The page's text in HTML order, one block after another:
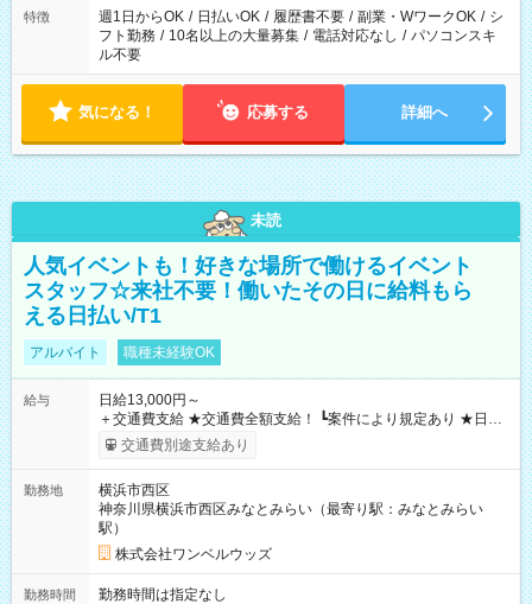
ください！
特徴 週1日からOK / 日払いOK / 履歴書不要 / 副業・WワークOK / シ
フト勤務 / 10名以上の大量募集 / 電話対応なし / パソコンスキ
ル不要
気になる！ 応募する 詳細へ
未読
人気イベントも！好きな場所で働けるイベント
スタッフ☆来社不要！働いたその日に給料もら
える日払い/T1
アルバイト 職種未経験OK
給与
日給13,000円～
＋交通費支給 ★交通費全額支給！ ┗案件により規定あり ★日払
いOK！（規定あり） ┗働いたその日に現金GET♪ お仕事後はコ
ンビニATMから 日払い分を引き落とせます！ 【試用期間】試
交通費別途支給あり
勤務地
横浜市西区
神奈川県横浜市西区みなとみらい（最寄り駅：みなとみらい
駅）
株式会社ワンベルウッズ
勤務時間
勤務時間は指定なし